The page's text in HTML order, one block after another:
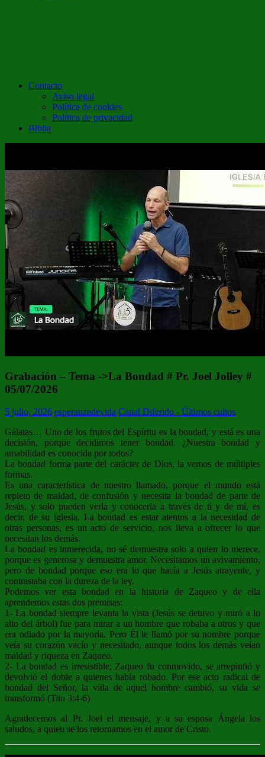
Contacto
Aviso legal
Política de cookies
Política de privacidad
Biblia
Grabación – Tema ->La Bondad # Pr. Joel Jolley #
05/07/2026
5 julio, 2026 esperanzadevida Canal Diferido - Últimos cultos
Gálatas… Uno de los frutos del Espíritu es la bondad, y está es una
decisión, porque decidimos tener bondad. ¿Nuestra bondad y
amabilidad es conocida por todos?
La bondad forma parte del carácter de Dios, la vemos de múltiples
formas.
Es una característica de nuestro llamado, porque el mundo está
repleto de maldad, de confusión y necesita la bondad de parte de
Jesús, y solo pueden verla y conocerla a través de ti y de mí, es
decir, de su iglesia. La bondad es estar atentos a la necesidad de
otras personas, es un acto de servicio, nos lleva a ofrecer lo que
necesitan los demás.
La bondad es inmerecida, no sé demuestra solo a quien lo merece,
porque es generosa y demuestra amor. Necesitamos un avivamiento,
pero de bondad porque eso era lo que hacía a Jesús atrayente, y
contrastaba con la dureza de la ley.
Podemos ver esta bondad en la historia de Zaqueo y de ella
aprendemos estas dos premisas:
1- La bondad siempre levanta la vista (Jesús se detuvo y miró a lo
alto del árbol) fue para mirar a un hombre que robaba a otros y que
era odiado por la mayoría. Pero Él le llamó por su nombre porque
veía su corazón vacío y necesitado, aunque todos los demás veían
maldad y riqueza en Zaqueo.
2- La bondad es irresistible; Zaqueo fu conmovido, se arrepintió y
devolvió el doble a quienes había robado. Por ese acto radical de
bondad del Señor, la vida de aquel hombre cambió, su vida se
transformó (Tito 3:4-6)
Agradecemos al Pr. Joel el mensaje, y a su esposa Ángela los
saludos, a quien se los retornamos en el amor de Cristo.